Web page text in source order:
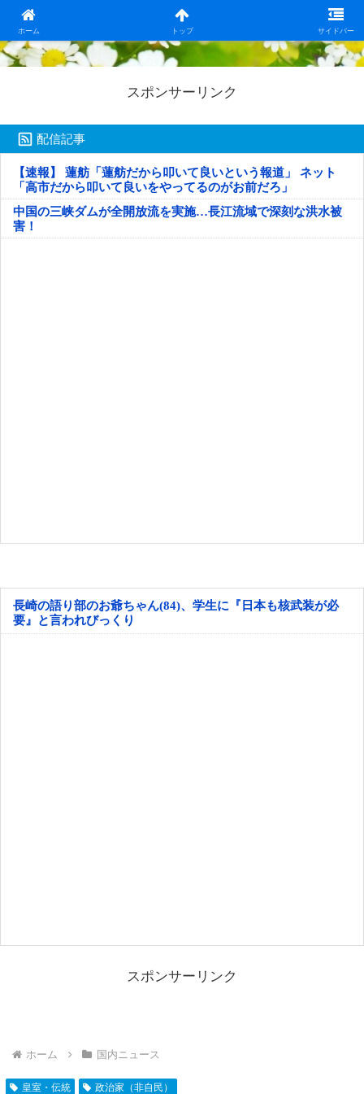
ホーム トップ サイドバー
日本第一！ニュース録
スポンサーリンク
配信記事
【速報】 蓮舫「蓮舫だから叩いて良いという報道」 ネット
「高市だから叩いて良いをやってるのがお前だろ」
中国の三峡ダムが全開放流を実施…長江流域で深刻な洪水被
害！
長崎の語り部のお爺ちゃん(84)、学生に『日本も核武装が必
要』と言われびっくり
スポンサーリンク
ホーム 国内ニュース
皇室・伝統 政治家（非自民）